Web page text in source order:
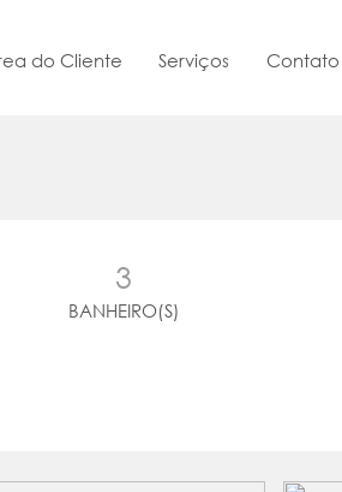
do Cliente Serviços Contato
3
BANHEIRO(S)